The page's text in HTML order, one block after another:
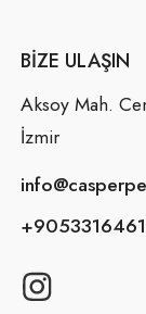
BIZE ULAŞIN
Aksoy Mah.
İzmir